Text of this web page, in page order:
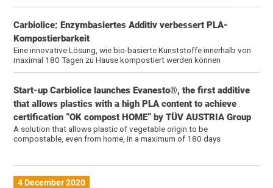
Carbiolice: Enzymbasiertes Additiv verbessert PLA-
Kompostierbarkeit
Eine innovative Lösung, wie bio-basierte Kunststoffe innerhalb von
maximal 180 Tagen zu Hause kompostiert werden können
Start-up Carbiolice launches Evanesto®, the first additive
that allows plastics with a high PLA content to achieve
certification “OK compost HOME” by TÜV AUSTRIA Group
A solution that allows plastic of vegetable origin to be
compostable, even from home, in a maximum of 180 days
4 December 2020